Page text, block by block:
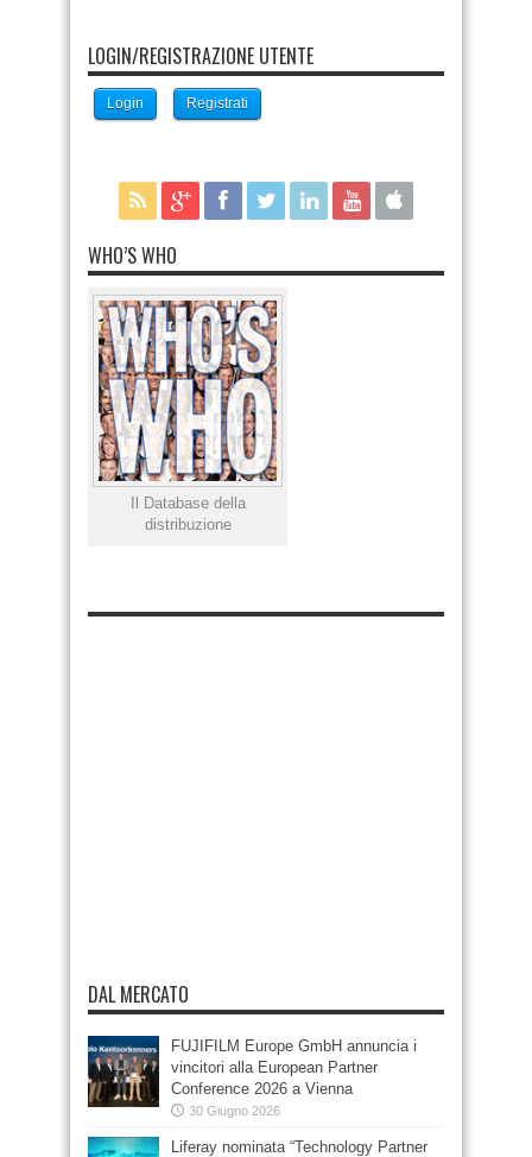
LOGIN/REGISTRAZIONE UTENTE
Login Registrati
WHO’S WHO
Il Database della
distribuzione
DAL MERCATO
FUJIFILM Europe GmbH annuncia i
vincitori alla European Partner
Conference 2026 a Vienna
30 Giugno 2026
Liferay nominata “Technology Partner